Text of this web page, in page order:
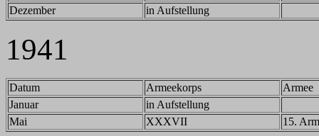
Dezember
in Aufstellung
1941
Datum Armeekorps
Armee
Januar
in Aufstellung
Mai
XXXVII 15.